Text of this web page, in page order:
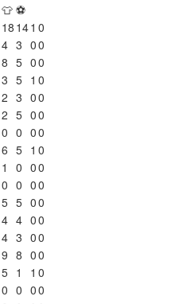
👕 ⚽
18 141 0
4 3 00
8 5 00
3 5 1 0
2 3 00
2 5 00
0 0 00
6 5 1 0
1 0 00
0 0 00
5 5 00
4 4 00
4 3 00
9 8 00
5 1 1 0
0 0 00